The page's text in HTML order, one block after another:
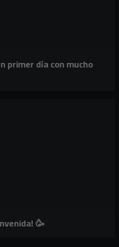
primer día con mucho
🥳